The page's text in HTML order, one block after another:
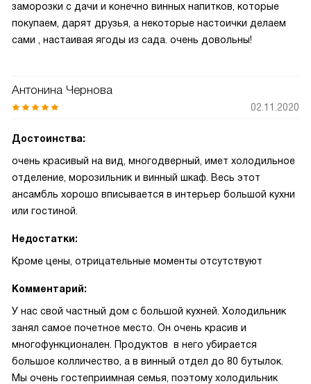
заморозки с дачи и конечно винных напитков, которые
покупаем, дарят друзья, а некоторые настоички делаем
сами , настаивая ягоды из сада. очень довольны!
Антонина Чернова
02.11.2020
Достоинства:
очень красивый на вид, многодверный, имет холодильное
отделение, морозильник и винный шкаф. Весь этот
ансамбль хорошо вписывается в интерьер большой кухни
или гостиной.
Недостатки:
Кроме цены, отрицательные моменты отсутствуют
Комментарий:
У нас свой частный дом с большой кухней. Холодильник
занял самое почетное место. Он очень красив и
многофункционален. Продуктов в него убирается
большое колличество, а в винный отдел до 80 бутылок.
Мы очень гостеприимная семья, поэтому холодильник